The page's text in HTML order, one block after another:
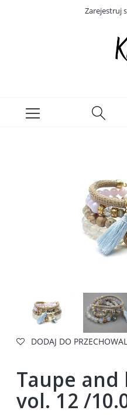
Zarejestruj
DODAJ DO
Taupe
vol. 12 /